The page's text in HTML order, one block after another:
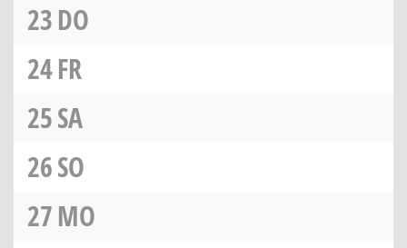
23DO
24FR
25SA
26SO
27MO